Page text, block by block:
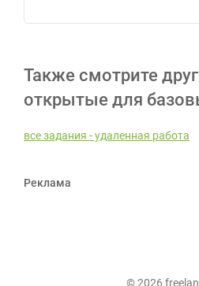
Также смотрите
открытые для
все задания - удаленная работа
Реклама
© 2026